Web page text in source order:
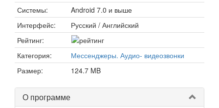
Системы:
Android 7.0 и выше
Интерфейс:
Русский / Английский
Рейтинг:
Категория:
Мессенджеры. Аудио- видеозвонки
Размер:
124.7 MB
О программе